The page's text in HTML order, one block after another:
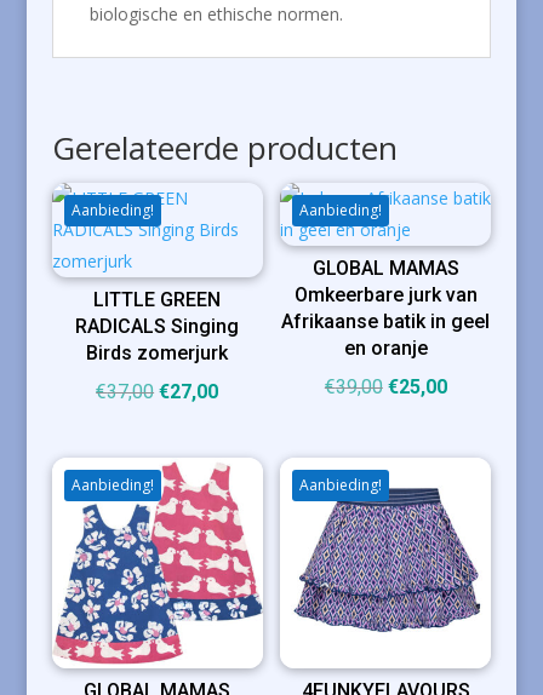
biologische en ethische normen.
Gerelateerde producten
Aanbieding!
LITTLE GREEN
RADICALS Singing
Birds zomerjurk
€37,00 Oorspronkelijke
was:
€37,00.
€27,00Huidige
is:
€27,00.
Aanbieding!
GLOBAL MAMAS
Omkeerbare jurk van
Afrikaanse batik in geel
en oranje
€39,00 Oorspronkelijke
€39,00.
€25,00Huidige
Aanbieding! Aanbieding!